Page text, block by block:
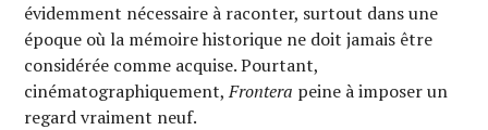
évidemment nécessaire à raconter, surtout dans une
époque où la mémoire historique ne doit jamais être
considérée comme acquise. Pourtant,
cinématographiquement,Frontera peine à imposer un
regard vraiment neuf.